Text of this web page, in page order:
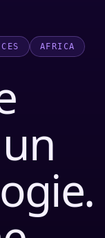
AFRICA